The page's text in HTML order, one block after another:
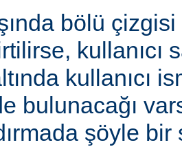
bölü
kullanıcı
kullanıcı
bulunacağı
şöyle bir